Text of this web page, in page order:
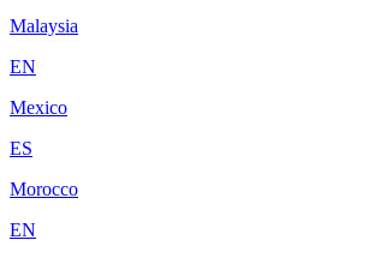
Malaysia
EN
Mexico
ES
Morocco
EN